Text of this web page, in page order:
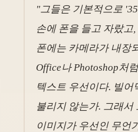
"그들은 기본적으로
손에 폰을 들고 자랐고
폰에는 카메라가 내장
Office나 Photoshop처
텍스트 우선이다. 빌어
불리지 않는가. 그래서
이미지가 우선인 무언